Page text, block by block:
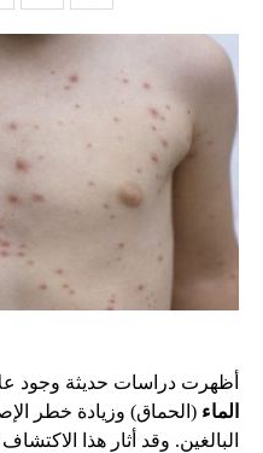
أظهرت دراسات حديثة وجود
الماء (الحماق) وزيادة خطر
البالغين. وقد أثار هذا